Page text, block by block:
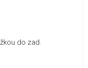
do zad.